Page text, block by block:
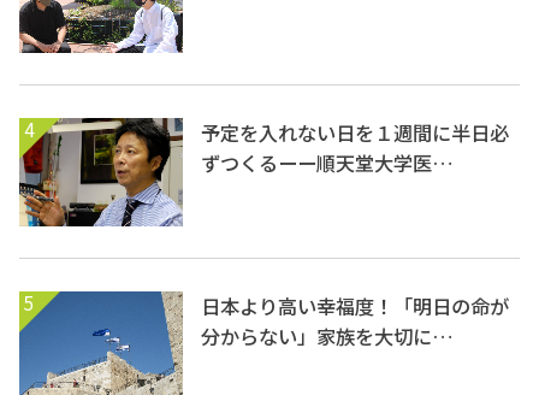
4
予定を入れない日を１週間に半日必
ずつくるーー順天堂大学医…
5
日本より高い幸福度！「明日の命が
分からない」家族を大切に…